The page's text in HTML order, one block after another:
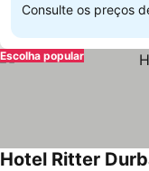
Consulte os preços
Escolha popular
Hotel Ritter